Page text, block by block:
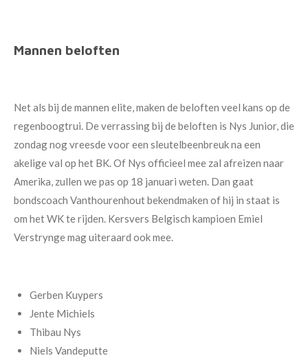
Mannen beloften
Net als bij de mannen elite, maken de beloften veel kans op de
regenboogtrui. De verrassing bij de beloften is Nys Junior, die
zondag nog vreesde voor een sleutelbeenbreuk na een
akelige val op het BK. Of Nys officieel mee zal afreizen naar
Amerika, zullen we pas op 18 januari weten. Dan gaat
bondscoach Vanthourenhout bekendmaken of hij in staat is
om het WK te rijden. Kersvers Belgisch kampioen Emiel
Verstrynge mag uiteraard ook mee.
Gerben Kuypers
Jente Michiels
Thibau Nys
Niels Vandeputte